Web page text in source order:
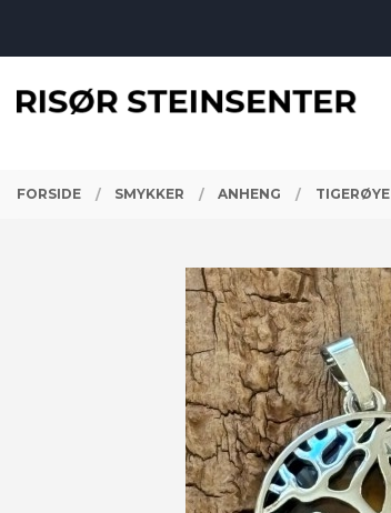
FORSIDE SMYKKER ANHENG TIGERØYE